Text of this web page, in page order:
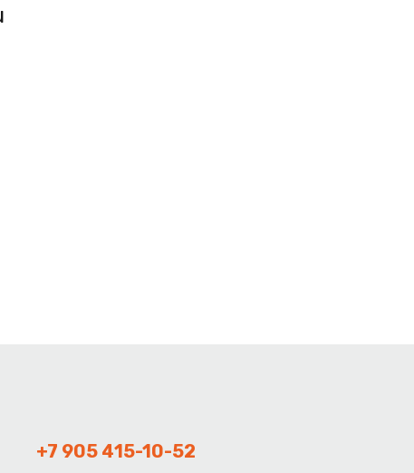
+7 905 415-10-52